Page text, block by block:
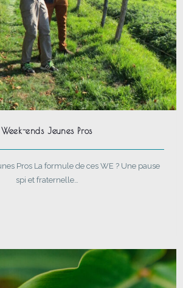
Week-ends Jeunes Pros
Pros La formule de ces WE ? Une pause
spi et fraternelle…